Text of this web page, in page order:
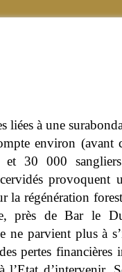
liées à une
environ
et 30 000
provoquent
la régénération
près de Bar le
ne parvient plus à
pertes